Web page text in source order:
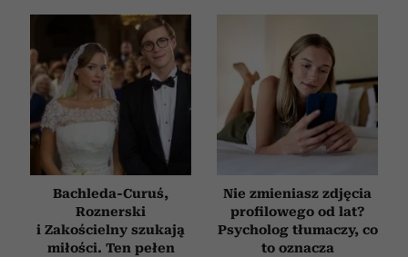
Bachleda-Curuś,
Roznerski
i Zakościelny szukają
miłości. Ten pełen
Nie zmieniasz zdjęcia
profilowego od lat?
Psycholog tłumaczy, co
to oznacza